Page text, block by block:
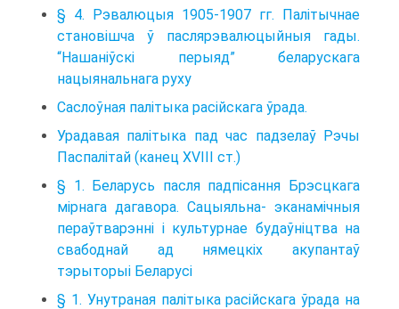
§ 4. Рэвалюцыя 1905-1907 гг. Палітычнае
становішча ў паслярэвалюцыйныя гады.
“Нашаніўскі перыяд” беларускага
нацыянальнага руху
Саслоўная палітыка расійскага ўрада.
Урадавая палiтыка пад час падзелаў Рэчы
Паспалітай (канец XVIII ст.)
§ 1. Беларусь пасля падпісання Брэсцкага
мірнага дагавора. Сацыяльна- эканамічныя
пераўтварэнні і культурнае будаўніцтва на
свабоднай ад нямецкіх акупантаў
тэрыторыі Беларусі
§ 1. Унутраная палітыка расійскага ўрада на